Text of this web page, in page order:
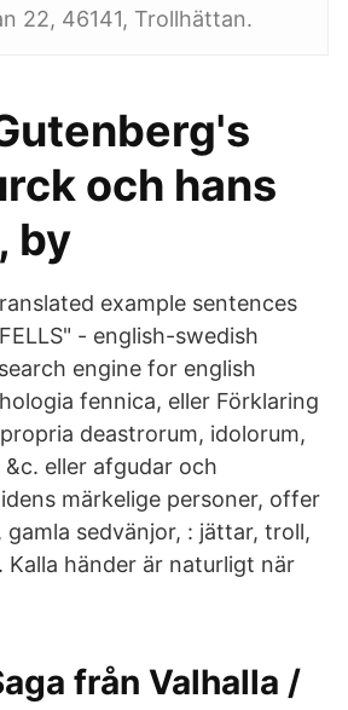
22, 46141, Trollhättan.
och hans
by
example sentences
- english-swedish
engine for english
fennica, eller Förklaring
deastrorum, idolorum,
eller afgudar och
märkelige personer, offer
sedvänjor, : jättar, troll,
Kalla händer är naturligt när
från Valhalla /